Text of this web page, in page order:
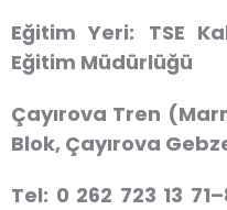
Eğitim Yeri: TSE
Eğitim Müdürlüğü
Çayırova Tren
Blok, Çayırova
Tel: 0 262 723 13